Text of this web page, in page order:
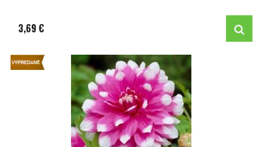
3,69 €